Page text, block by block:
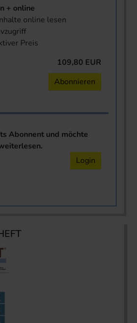
+ online
online lesen
Preis
109,80 EUR
Abonnieren
Abonnent und möchte
Login